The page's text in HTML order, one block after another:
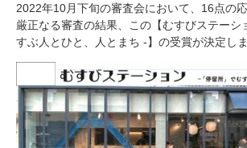
2022年10月下旬の審査会において、 16点の
厳正なる審査の結果、この【むすびステー
すぶ人とひと、人とまち -】の受賞が決定しま